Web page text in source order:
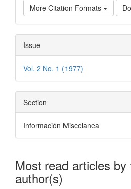
More Citation Formats
Issue
Vol. 2 No. 1 (1977)
Section
Información Miscelanea
Most read articles by
author(s)